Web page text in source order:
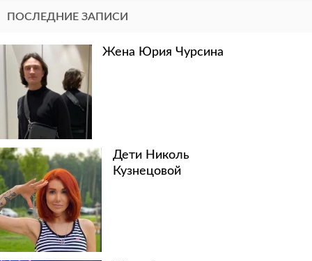
ПОСЛЕДНИЕ ЗАПИСИ
Жена Юрия Чурсина
Дети Николь
Кузнецовой